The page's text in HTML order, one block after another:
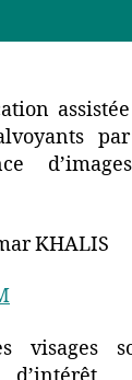
KHALIS
visages